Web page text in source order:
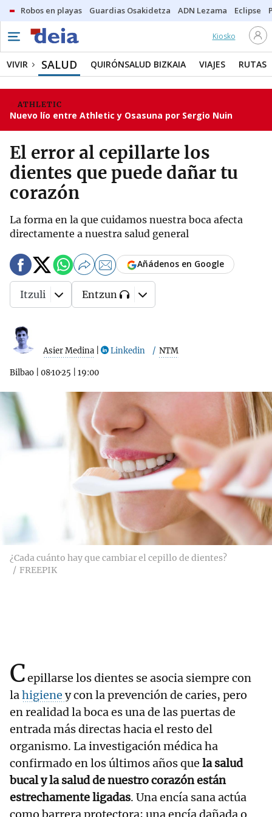
Robos en playas Guardias Osakidetza ADN Lezama Eclipse
Kiosko
VIVIR SALUD QUIRÓNSALUD BIZKAIA VIAJES RUTAS
ATHLETIC
Nuevo lío entre Athletic y Osasuna por Sergio Nuin
El error al cepillarte los
dientes que puede dañar tu
corazón
La forma en la que cuidamos nuestra boca afecta
directamente a nuestra salud general
Asier Medina Linkedin NTM
Bilbao 08·10·25 19:00
Añádenos en Google
Itzuli Entzun
¿Cada cuánto hay que cambiar el cepillo de dientes?
FREEPIK
Cepillarse los dientes se asocia siempre con
lahigiene y con la prevención de caries, pero
en realidad la boca es una de las puertas de
entrada más directas hacia el resto del
organismo. La investigación médica ha
confirmado en los últimos años que la salud
bucal y la salud de nuestro corazón están
estrechamente ligadas. Una encía sana actúa